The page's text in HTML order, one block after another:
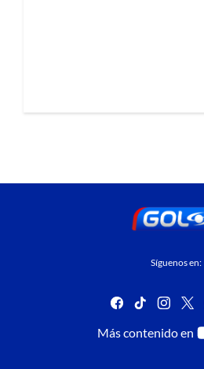
Síguenos en:
facebook
tiktok
Más contenido en